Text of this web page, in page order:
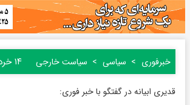
خبرفوری سیاسی سیاست خارجی ۱۴ خرداد ۱۴۰۵ ۰۴:۱۴
قدیری ابیانه در گفتگو با خبر فوری: